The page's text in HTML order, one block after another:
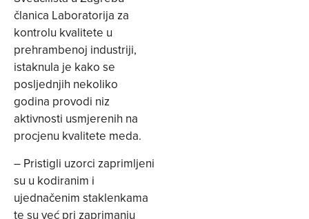
članica Laboratorija za
kontrolu kvalitete u
prehrambenoj industriji,
istaknula je kako se
posljednjih nekoliko
godina provodi niz
aktivnosti usmjerenih na
procjenu kvalitete meda.
– Pristigli uzorci zaprimljeni
su u kodiranim i
ujednačenim staklenkama
te su već pri zaprimanju